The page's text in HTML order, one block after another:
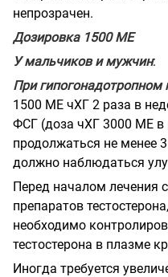
непрозрачен.
Дозировка 1500 ME
У мальчиков и мужчин:
При гипогонадотропном
1500 ME чХГ 2 раза в
ФСГ (доза чХГ 3000 ME
продолжаться не менее
должно наблюдаться
Перед началом лечения
препаратов
необходимо
тестостерона в плазме
Иногда требуется